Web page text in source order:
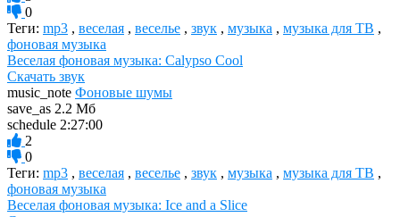
0
Теги: mp3 , веселая , веселье , звук , музыка , музыка для ТВ ,
фоновая музыка
Веселая фоновая музыка: Calypso Cool
Скачать звук
music_note Фоновые шумы
save_as 2.2 Мб
schedule 2:27:00
2
0
Теги: mp3 , веселая , веселье , звук , музыка , музыка для ТВ ,
фоновая музыка
Веселая фоновая музыка: Ice and a Slice